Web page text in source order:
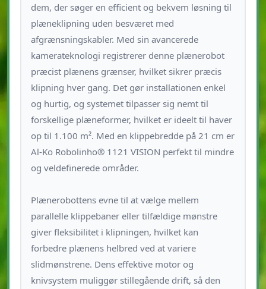
dem, der søger en efficient og bekvem løsning til
plæneklipning uden besværet med
afgrænsningskabler. Med sin avancerede
kamerateknologi registrerer denne plænerobot
præcist plænens grænser, hvilket sikrer præcis
klipning hver gang. Det gør installationen enkel
og hurtig, og systemet tilpasser sig nemt til
forskellige plæneformer, hvilket er ideelt til haver
op til 1.100 m². Med en klippebredde på 21 cm er
Al-Ko Robolinho® 1121 VISION perfekt til mindre
og veldefinerede områder.
Plænerobottens evne til at vælge mellem
parallelle klippebaner eller tilfældige mønstre
giver fleksibilitet i klipningen, hvilket kan
forbedre plænens helbred ved at variere
slidmønstrene. Dens effektive motor og
knivsystem muliggør stillegående drift, så den